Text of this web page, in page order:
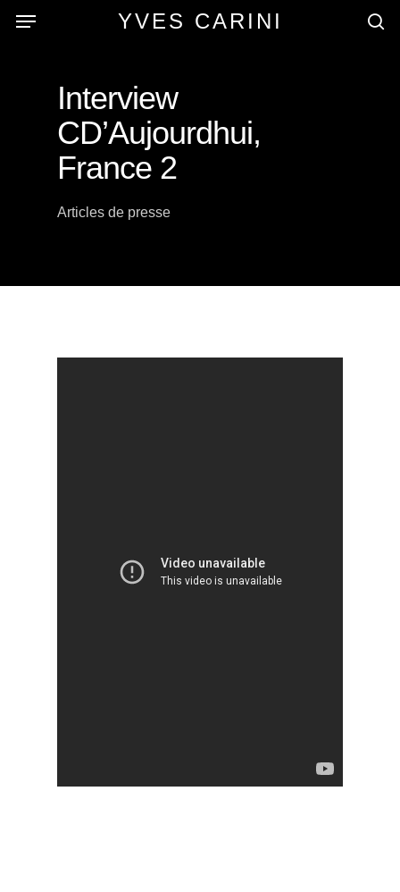
YVES CARINI
Menu
Interview
CD’Aujourdhui,
France 2
Articles de presse